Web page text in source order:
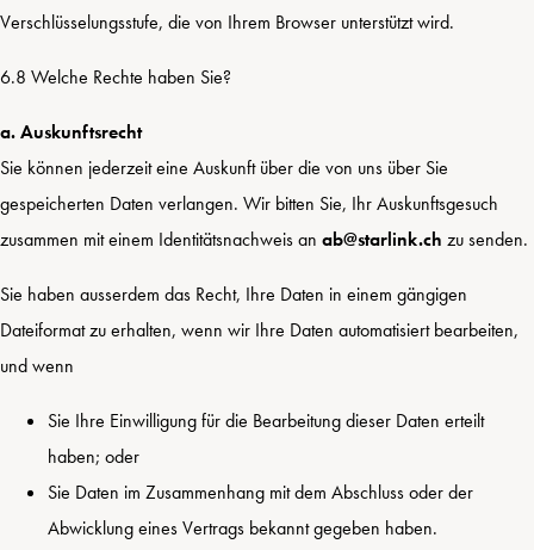
Verschlüsselungsstufe, die von Ihrem Browser unterstützt wird.
6.8 Welche Rechte haben Sie?
a. Auskunftsrecht
Sie können jederzeit eine Auskunft über die von uns über Sie
gespeicherten Daten verlangen. Wir bitten Sie, Ihr Auskunftsgesuch
zusammen mit einem Identitätsnachweis an ab@starlink.ch zu senden.
Sie haben ausserdem das Recht, Ihre Daten in einem gängigen
Dateiformat zu erhalten, wenn wir Ihre Daten automatisiert bearbeiten,
und wenn
Sie Ihre Einwilligung für die Bearbeitung dieser Daten erteilt
haben; oder
Sie Daten im Zusammenhang mit dem Abschluss oder der
Abwicklung eines Vertrags bekannt gegeben haben.